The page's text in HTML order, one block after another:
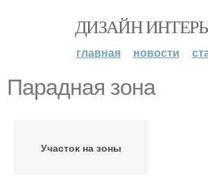
ДИЗАЙН
главная новости
Парадная зона
Участок на зоны